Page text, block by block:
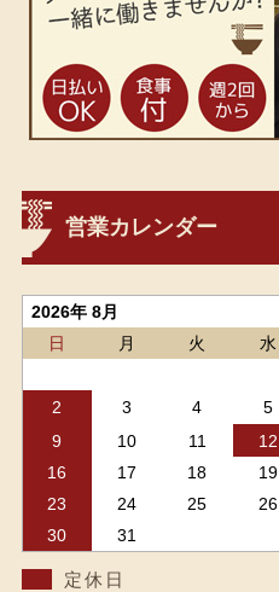
営業カレンダー
2026年 8月
日
月 火 水
2
3 4 5
9
10 11 12
16
17 18 19
23
24 25 26
30
31
定休日